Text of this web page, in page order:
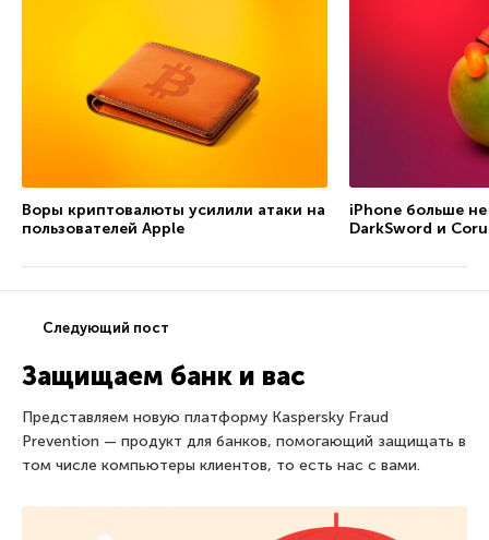
Воры криптовалюты усилили атаки на
пользователей Apple
iPhone больше
DarkSword и
Следующий пост
Защищаем банк и вас
Представляем новую платформу Kaspersky Fraud
Prevention — продукт для банков, помогающий защищать в
том числе компьютеры клиентов, то есть нас с вами.